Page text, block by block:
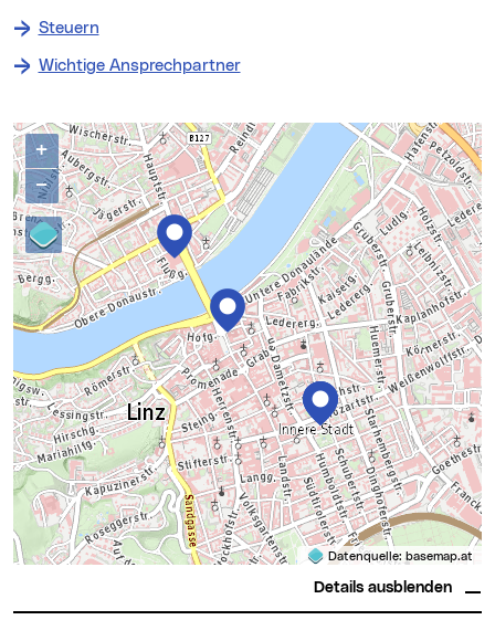
Steuern
Wichtige Ansprechpartner
Kontakte
Karte überspringen
+
−
Datenquelle:basemap.at
Details ausblenden